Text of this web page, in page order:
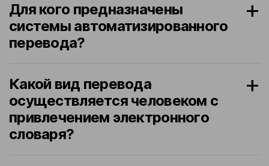
Для кого предназначены
системы автоматизированного
перевода?
Какой вид перевода
осуществляется человеком с
привлечением электронного
словаря?